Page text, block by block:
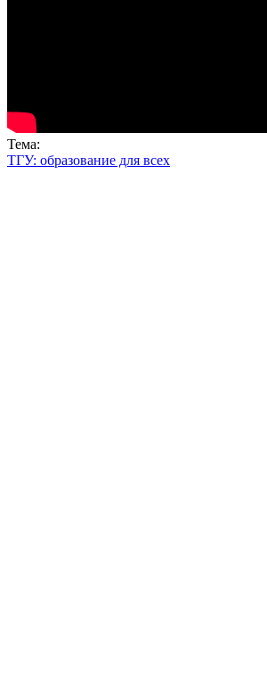
Тема:
ТГУ: образование для всех